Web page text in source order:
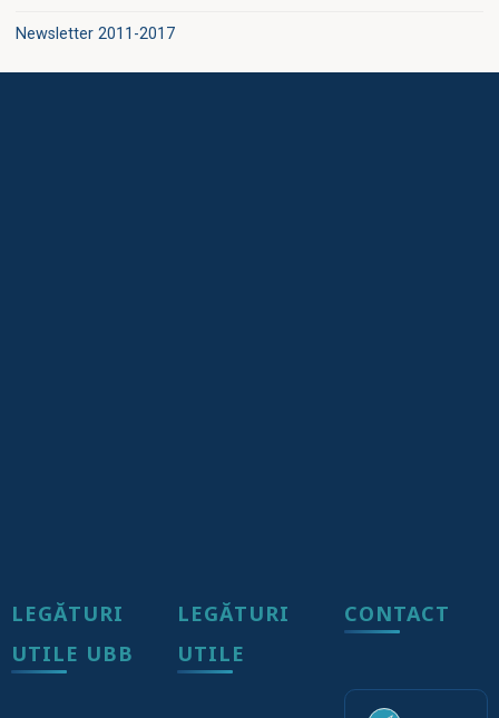
Newsletter 2011-2017
LEGĂTURI
UTILE UBB
LEGĂTURI
UTILE
CONTACT